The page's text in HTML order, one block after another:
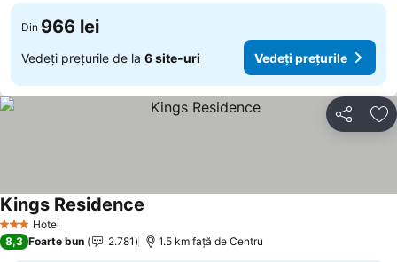
Din 966 lei
Vedeți prețurile de la 6 site-uri Vedeți prețurile
Distribuiți
3 SteleHotel
Kings Residence
8,3 Foarte bun 2.781 1.5 km faţă de Centru